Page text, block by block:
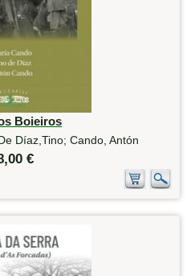
Boieiros
Díaz,Tino; Cando, Antón
€